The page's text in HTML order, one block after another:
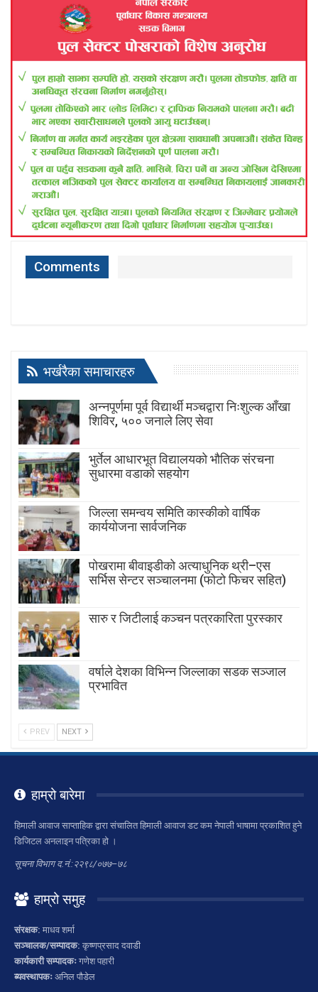
Comments
भर्खरैका समाचारहरु
अन्नपूर्णमा पूर्व विद्यार्थी मञ्चद्वारा निःशुल्क आँखा
शिविर, ५०० जनाले लिए सेवा
भुर्तेल आधारभूत विद्यालयको भौतिक संरचना
सुधारमा वडाको सहयोग
जिल्ला समन्वय समिति कास्कीको वार्षिक
कार्ययोजना सार्वजनिक
पोखरामा बीवाइडीको अत्याधुनिक थ्री–एस
सर्भिस सेन्टर सञ्चालनमा (फोटो फिचर सहित)
सारु र जिटीलाई कञ्चन पत्रकारिता पुरस्कार
वर्षाले देशका विभिन्न जिल्लाका सडक सञ्जाल
प्रभावित
PREV NEXT
हाम्रो बारेमा
हिमाली आवाज साप्ताहिक द्वारा संचालित हिमाली आवाज डट कम नेपाली भाषामा प्रकाशित हुने
डिजिटल अनलाइन पत्रिका हो ।
सूचना विभाग द.नं.:२२९८/०७७–७८
हाम्रो समुह
संरक्षक: माधव शर्मा
सञ्चालक/सम्पादक: कृष्णप्रसाद दवाडी
कार्यकारी सम्पादकः गणेश पहारी
ब्यवस्थापकः अनिल पौडेल